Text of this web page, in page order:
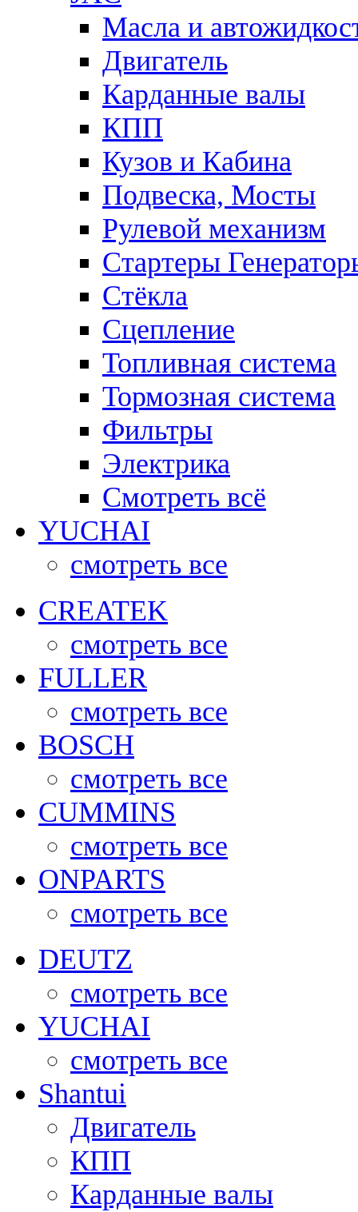
Масла и
Двигатель
Карданные валы
КПП
Кузов и Кабина
Подвеска, Мосты
Рулевой механизм
Стартеры
Стёкла
Сцепление
Топливная система
Тормозная система
Фильтры
Электрика
Смотреть всё
YUCHAI
смотреть все
CREATEK
смотреть все
FULLER
смотреть все
BOSCH
смотреть все
CUMMINS
смотреть все
ONPARTS
смотреть все
DEUTZ
смотреть все
YUCHAI
смотреть все
Shantui
Двигатель
КПП
Карданные валы